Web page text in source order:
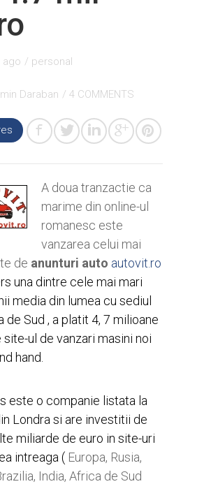
ago / personal
Daraban / 4 COMMENTS
A doua tranzactie ca
marime din online-ul
romanesc este
vanzarea celui mai
de anunturi auto autovit.ro
una dintre cele mai mari
media din lumea cu sediul
de Sud , a platit 4, 7 milioane
site-ul de vanzari masini noi
hand.
este o companie listata la
Londra si are investitii de
miliarde de euro in site-uri
intreaga ( Europa, Rusia,
India, Africa de Sud